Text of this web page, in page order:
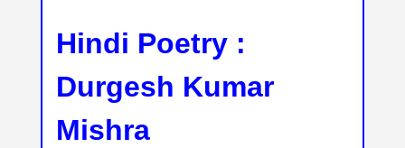
Hindi Poetry :
Durgesh Kumar
Mishra